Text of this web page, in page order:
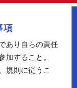
項
あり自らの責任
すること。
規則に従うこ